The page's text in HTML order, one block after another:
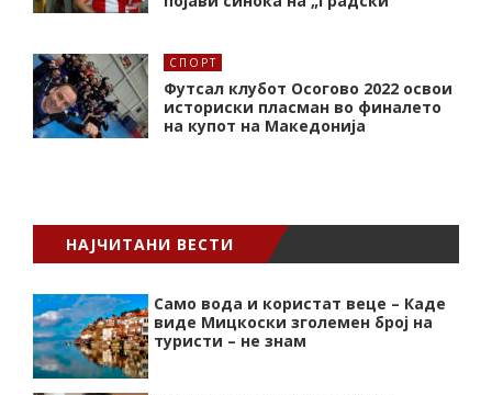
СПОРТ
Футсал клубот Осогово 2022 освои
историски пласман во финалето
на купот на Македонија
НАЈЧИТАНИ ВЕСТИ
Само вода и користат веце – Каде
виде Мицкоски зголемен број на
туристи – не знам